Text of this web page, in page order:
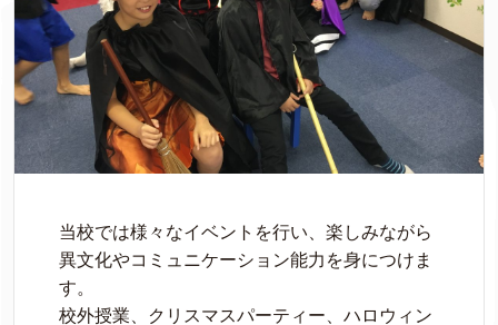
当校では様々なイベントを行い、楽しみながら
異文化やコミュニケーション能力を身につけま
す。
校外授業、クリスマスパーティー、ハロウィン